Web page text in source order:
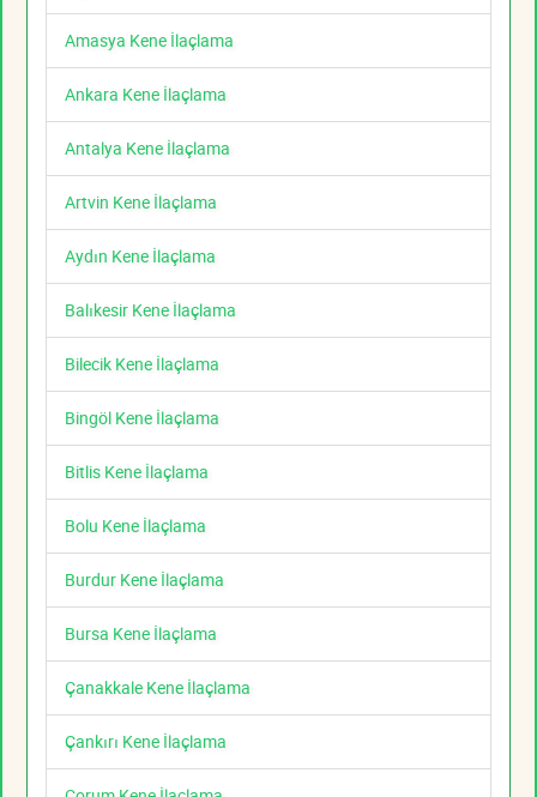
Amasya Kene İlaçlama
Ankara Kene İlaçlama
Antalya Kene İlaçlama
Artvin Kene İlaçlama
Aydın Kene İlaçlama
Balıkesir Kene İlaçlama
Bilecik Kene İlaçlama
Bingöl Kene İlaçlama
Bitlis Kene İlaçlama
Bolu Kene İlaçlama
Burdur Kene İlaçlama
Bursa Kene İlaçlama
Çanakkale Kene İlaçlama
Çankırı Kene İlaçlama